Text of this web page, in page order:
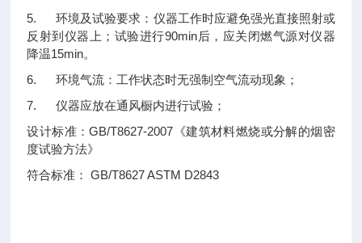
5.环境及试验要求：仪器工作时应避免强光直接照射或
反射到仪器上；试验进行90min后，应关闭燃气源对仪器
降温15min。
6.环境气流：工作状态时无强制空气流动现象；
7.仪器应放在通风橱内进行试验；
设计标准：GB/T8627-2007 《建筑材料燃烧或分解的烟密
度试验方法》
符合标准：
GB/T8627 ASTM D2843